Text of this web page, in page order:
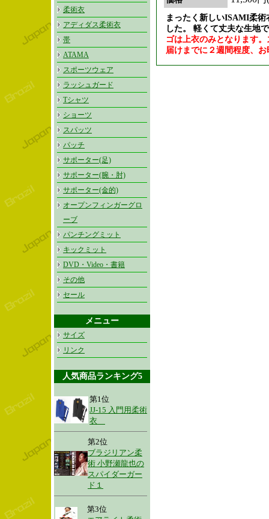
柔術衣
アディダス柔術衣
帯
ATAMA
スポーツウェア
ラッシュガード
Tシャツ
ショーツ
スパッツ
パッチ
サポーター(足)
サポーター(腕・肘)
サポーター(金的)
オープンフィンガーグロ
ーブ
パンチングミット
キックミット
DVD・Video・書籍
その他
セール
メニュー
サイズ
リンク
人気商品ランキング5
第1位
JJ-15 入門用柔術
衣
第2位
ブラジリアン柔
術 小野瀬龍也の
スパイダーガー
ド１
第3位
まったく新しいISAMI柔
した。 軽くて丈夫な生地
ゴは上衣のみとなります
届けまでに２週間程度、